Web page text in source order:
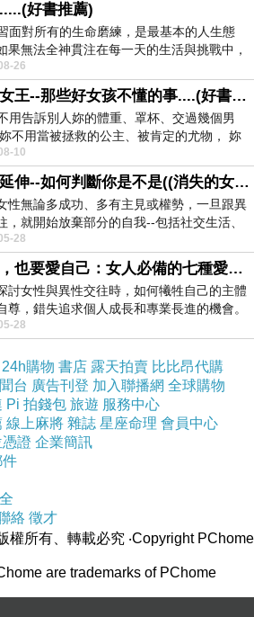
好書推薦)
面對所有的生命磨練，是最基本的人生態
果無法全神貫注在每一天的生活與挑戰中，
得到...
26
我是女王--那些好女孩不懂的事....(好書推薦)
用告訴別人妳的體重、罩杯、交過幾個男
不用當被拯救的公主、被肯定的尤物， 妳
10
閱讀延伸--如何判斷你是不是((消失的女人))?
性無論多成功、多有主見或權勢，一旦跟異
，就開始放棄部分的自我--包括社交生活、
...28
愛他，也要愛自己：女人必備的七種愛情智慧....(好書推薦)
討女性與異性交往時，如何犧牲自己的主體
尊，錯失追求個人成長和專業長進的機會。
積...
28
24h購物 書店 露天拍賣 比比昂代購
台 廣告刊登 加入聯播網 全球購物
Pi 拍錢包 旅遊 服務中心
線上麻將 雜誌 星座命理 會員中心
證 企業簡訊
件
絡 徵才
權所有、轉載必究 ‧Copyright PChome
are trademarks of PChome